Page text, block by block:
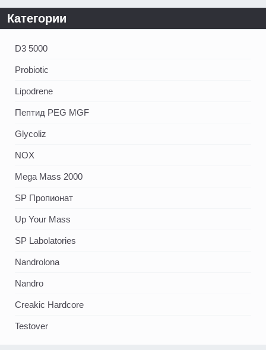
Категории
D3 5000
Probiotic
Lipodrene
Пептид PEG MGF
Glycoliz
NOX
Mega Mass 2000
SP Пропионат
Up Your Mass
SP Labolatories
Nandrolona
Nandro
Creakic Hardcore
Testover